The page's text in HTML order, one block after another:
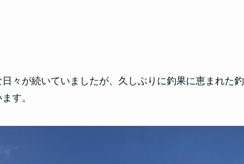
々が続いていましたが、久しぶりに釣果に恵まれた釣
す。